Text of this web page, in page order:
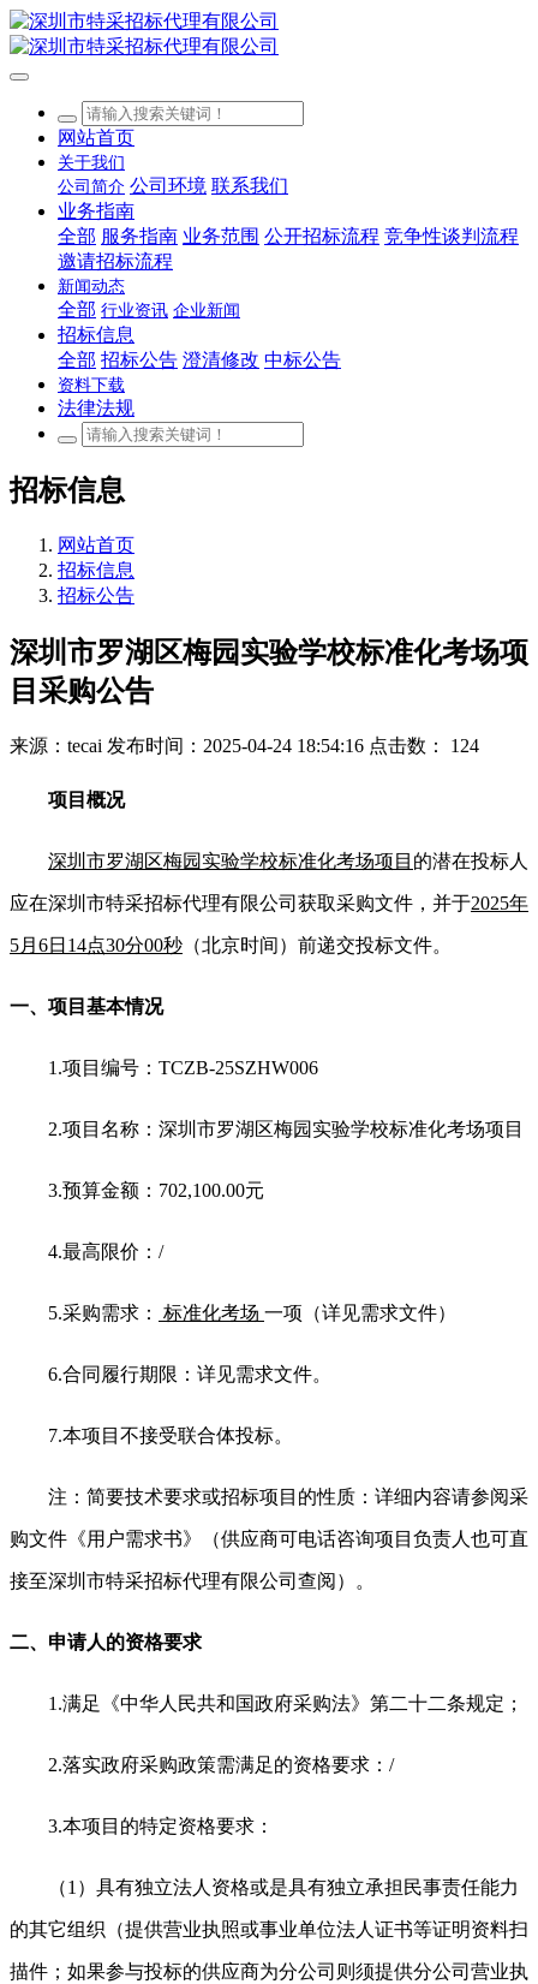
网站首页
关于我们
公司简介 公司环境 联系我们
业务指南
全部 服务指南 业务范围 公开招标流程 竞争性谈判流程
邀请招标流程
新闻动态
全部 行业资讯 企业新闻
招标信息
全部 招标公告 澄清修改 中标公告
资料下载
法律法规
招标信息
网站首页
招标信息
招标公告
深圳市罗湖区梅园实验学校标准化考场项
目采购公告
来源：tecai 发布时间：2025-04-24 18:54:16 点击数： 124
项目概况
深圳市罗湖区梅园实验学校标准化考场项目 的潜在投标人
应在深圳市特采招标代理有限公司获取采购文件，并于2025年
5月6日14点30分00秒 （北京时间）前递交投标文件。
一、项目基本情况
1.项目编号：TCZB-25SZHW006
2.项目名称： 深圳市罗湖区梅园实验学校标准化考场项目
3.预算金额：702,100.00元
4.最高限价：/
5.采购需求： 标准化考场 一项（详见需求文件）
6.合同履行期限：详见需求文件。
7.本项目不接受联合体投标。
注：简要技术要求或招标项目的性质：详细内容请参阅采
购文件《用户需求书》（供应商可电话咨询项目负责人也可直
接至深圳市特采招标代理有限公司查阅）。
二、申请人的资格要求
1.满足《中华人民共和国政府采购法》第二十二条规定；
2.落实政府采购政策需满足的资格要求：/
3.本项目的特定资格要求：
（1）具有独立法人资格或是具有独立承担民事责任能力
的其它组织（提供营业执照或事业单位法人证书等证明资料扫
描件；如果参与投标的供应商为分公司则须提供分公司营业执